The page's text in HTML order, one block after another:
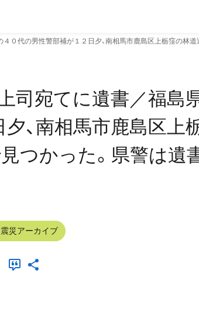
０代の男性警部補が１２日夕、南相馬市鹿島区上栃窪の林
司宛てに遺書／福島
、南相馬市鹿島区上
つかった。県警は遺
災アーカイブ